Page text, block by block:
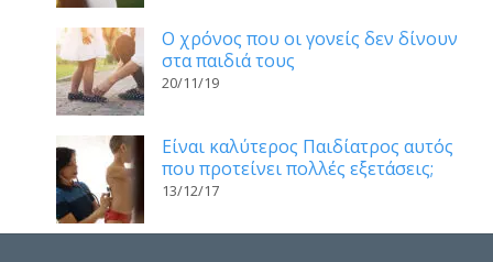
Ο χρόνος που οι γονείς δεν δίνουν
στα παιδιά τους
20/11/19
Είναι καλύτερος Παιδίατρος αυτός
που προτείνει πολλές εξετάσεις;
13/12/17